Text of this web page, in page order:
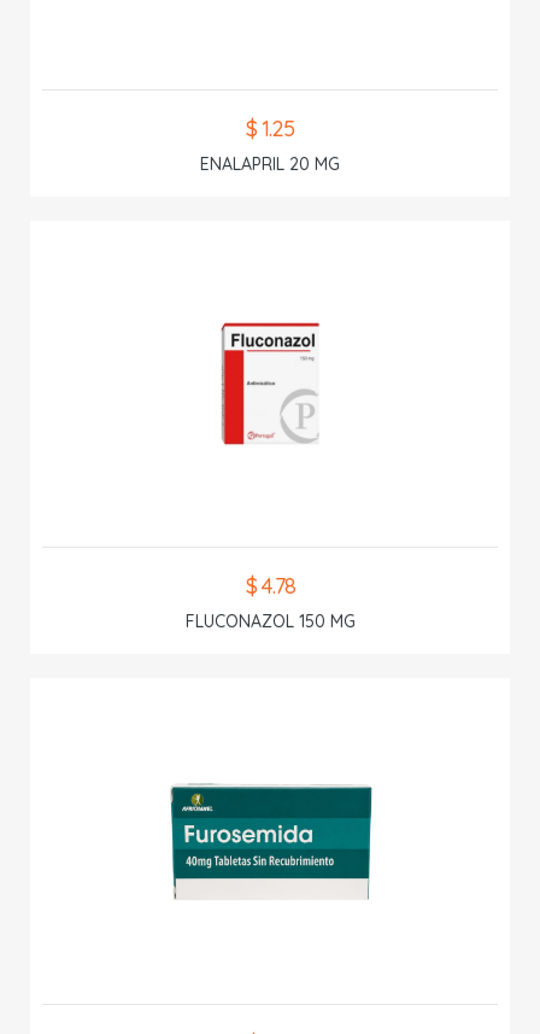
$ 1.25
ENALAPRIL 20 MG
$ 4.78
FLUCONAZOL 150 MG